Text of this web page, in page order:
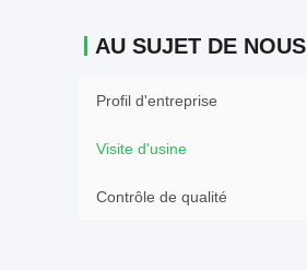
AU SUJET DE NOUS
Profil d'entreprise
Visite d'usine
Contrôle de qualité